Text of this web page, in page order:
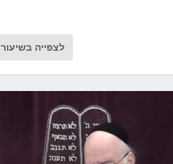
לצפייה בשיעור